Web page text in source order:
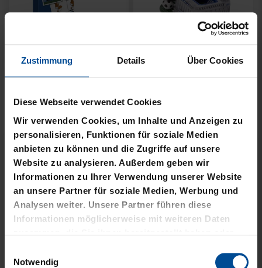
Zustimmung Details Über Cookies
Diese Webseite verwendet Cookies
Wir verwenden Cookies, um Inhalte und Anzeigen zu
personalisieren, Funktionen für soziale Medien
anbieten zu können und die Zugriffe auf unsere
Website zu analysieren. Außerdem geben wir
Informationen zu Ihrer Verwendung unserer Website
an unsere Partner für soziale Medien, Werbung und
Analysen weiter. Unsere Partner führen diese
Informationen möglicherweise mit weiteren Daten
gesammelt haben.
Notwendig
12,95 € 34,95 €